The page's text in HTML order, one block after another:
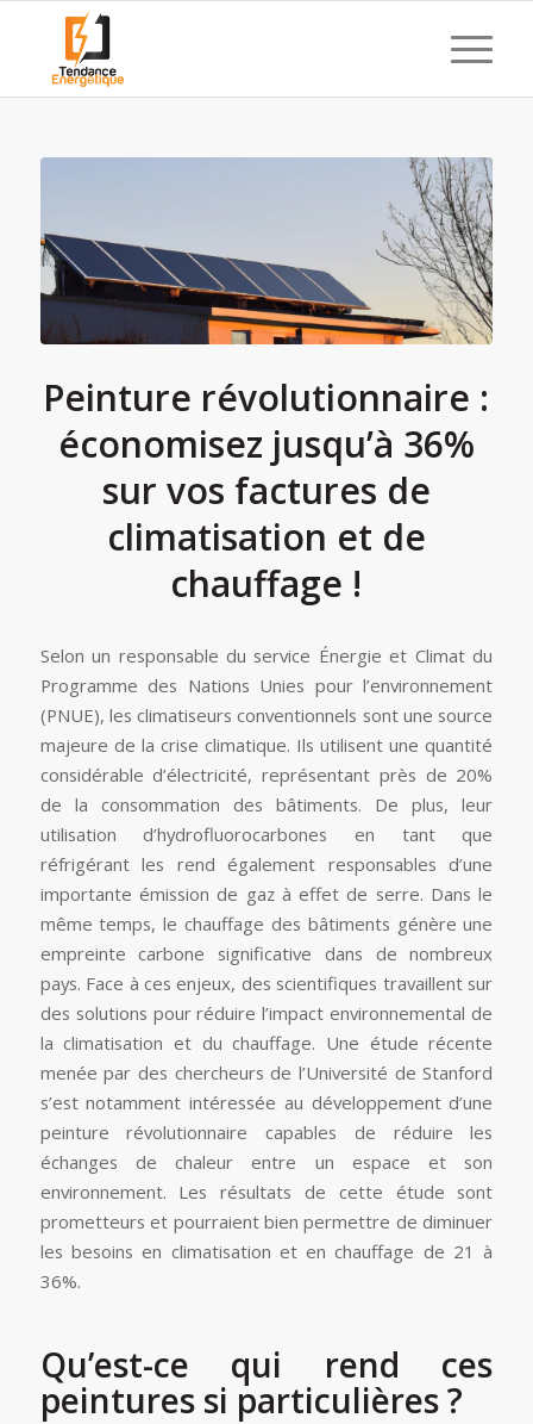
Peinture révolutionnaire :
économisez jusqu’à 36%
sur vos factures de
climatisation et de
chauffage !
Selon un responsable du service Énergie et Climat du
Programme des Nations Unies pour l’environnement
(PNUE), les climatiseurs conventionnels sont une source
majeure de la crise climatique. Ils utilisent une quantité
considérable d’électricité, représentant près de 20%
de la consommation des bâtiments. De plus, leur
utilisation d’hydrofluorocarbones en tant que
réfrigérant les rend également responsables d’une
importante émission de gaz à effet de serre. Dans le
même temps, le chauffage des bâtiments génère une
empreinte carbone significative dans de nombreux
pays. Face à ces enjeux, des scientifiques travaillent sur
des solutions pour réduire l’impact environnemental de
la climatisation et du chauffage. Une étude récente
menée par des chercheurs de l’Université de Stanford
s’est notamment intéressée au développement d’une
peinture révolutionnaire capables de réduire les
échanges de chaleur entre un espace et son
environnement. Les résultats de cette étude sont
prometteurs et pourraient bien permettre de diminuer
les besoins en climatisation et en chauffage de 21 à
36%.
Qu’est-ce qui rend ces
peintures si particulières ?